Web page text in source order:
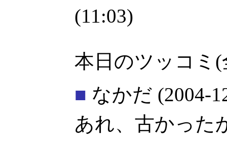
(11:03)
本日のツッコミ(
■ なかだ (2004-
あれ、古かった